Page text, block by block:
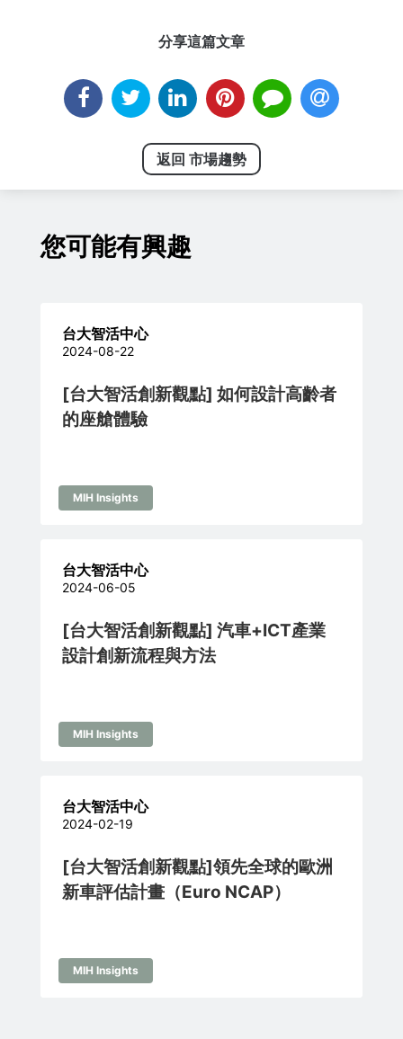
分享這篇文章
返回 市場趨勢
您可能有興趣
台大智活中心
2024-08-22
[台大智活創新觀點] 如何設計高齡者
的座艙體驗
MIH Insights
台大智活中心
2024-06-05
[台大智活創新觀點] 汽車+ICT產業
設計創新流程與方法
MIH Insights
台大智活中心
2024-02-19
[台大智活創新觀點]領先全球的歐洲
新車評估計畫（Euro NCAP）
MIH Insights